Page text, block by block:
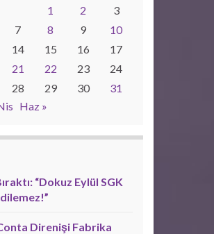
1
2
3
7 8 9
10
14 15 16
17
21 22 23
24
28 29 30
31
Haz »
“Dokuz Eylül SGK
Direnişi Fabrika